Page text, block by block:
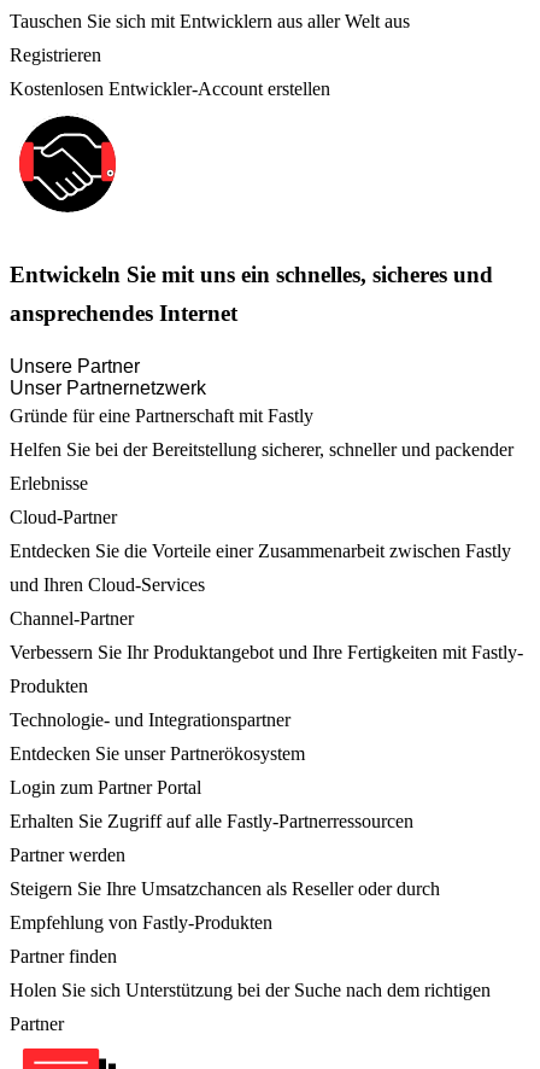
Tauschen Sie sich mit Entwicklern aus aller Welt aus
Registrieren
Kostenlosen Entwickler-Account erstellen
Entwickeln Sie mit uns ein schnelles, sicheres und
ansprechendes Internet
Unsere Partner
Unser Partnernetzwerk
Gründe für eine Partnerschaft mit Fastly
Helfen Sie bei der Bereitstellung sicherer, schneller und packender
Erlebnisse
Cloud-Partner
Entdecken Sie die Vorteile einer Zusammenarbeit zwischen Fastly
und Ihren Cloud-Services
Channel-Partner
Verbessern Sie Ihr Produktangebot und Ihre Fertigkeiten mit Fastly-
Produkten
Technologie- und Integrationspartner
Entdecken Sie unser Partnerökosystem
Login zum Partner Portal
Erhalten Sie Zugriff auf alle Fastly-Partnerressourcen
Partner werden
Steigern Sie Ihre Umsatzchancen als Reseller oder durch
Empfehlung von Fastly-Produkten
Partner finden
Holen Sie sich Unterstützung bei der Suche nach dem richtigen
Partner